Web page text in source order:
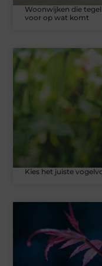
Woonwijken die
voor op wat komt
Kies het juiste